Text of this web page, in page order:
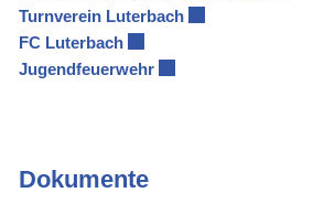
Turnverein Luterbach
FC Luterbach
Jugendfeuerwehr
Dokumente